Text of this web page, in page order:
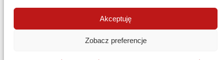
Akceptuję
Zobacz preferencje